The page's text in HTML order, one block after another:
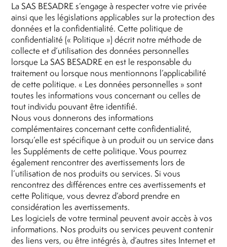
La SAS BESADRE s’engage à respecter votre vie privée
ainsi que les législations applicables sur la protection des
données et la confidentialité. Cette politique de
confidentialité (« Politique ») décrit notre méthode de
collecte et d’utilisation des données personnelles
lorsque La SAS BESADRE en est le responsable du
traitement ou lorsque nous mentionnons l’applicabilité
de cette politique. « Les données personnelles » sont
toutes les informations vous concernant ou celles de
tout individu pouvant être identifié.
Nous vous donnerons des informations
complémentaires concernant cette confidentialité,
lorsqu’elle est spécifique à un produit ou un service dans
les Suppléments de cette politique. Vous pourrez
également rencontrer des avertissements lors de
l’utilisation de nos produits ou services. Si vous
rencontrez des différences entre ces avertissements et
cette Politique, vous devrez d’abord prendre en
considération les avertissements.
Les logiciels de votre terminal peuvent avoir accès à vos
informations. Nos produits ou services peuvent contenir
des liens vers, ou être intégrés à, d’autres sites Internet et